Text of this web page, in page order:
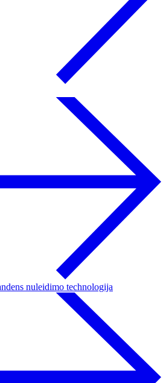
nuleidimo technologija